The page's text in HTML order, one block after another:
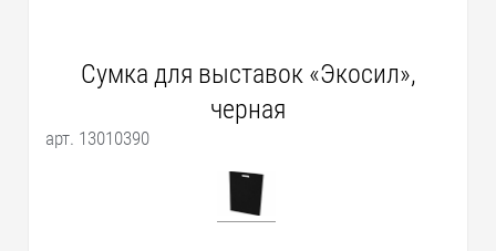
Сумка для выставок «Экосил»,
черная
арт. 13010390